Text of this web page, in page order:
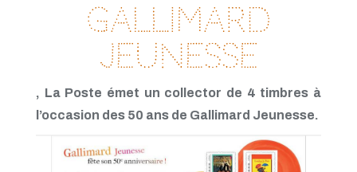
Mars 2021
Février 2021
Novembre 2020
Octobre 2020
Septembre 2020
Juillet 2020
Avril 2020
Mars 2020
Gallimard
Jeunesse
, La Poste émet un collector de 4 timbres à
l’occasion des 50 ans de Gallimard Jeunesse.